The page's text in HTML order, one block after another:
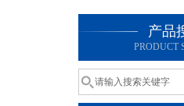
产品
PRODUCT